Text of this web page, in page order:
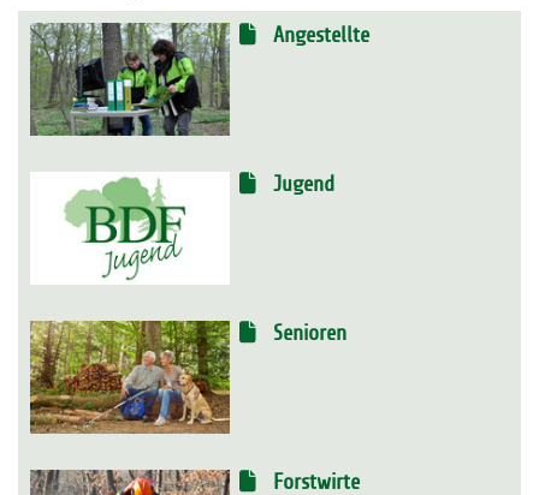
Angestellte
Jugend
Senioren
Forstwirte